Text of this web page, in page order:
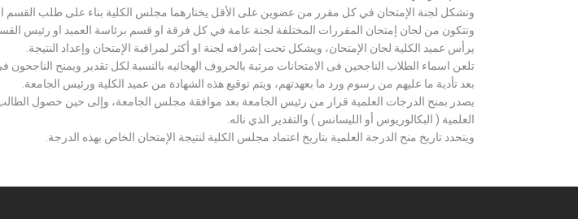
وتشكل لجنة الإمتحان في كل مقرر من عضوين على الأقل يختارهما مجلس الكلية بناء على طلب القسم
وتتكون من لجان إمتحان المقررات المختلفة لجنة عامة في كل فرقة او قسم برئاسة العميد او رئيس
يرأس عميد الكلية لجان الإمتحان، ويشكل تحت إشرافه لجنة او أكثر لمراقبة الإمتحان وإعداد النتيجة.
تلعن اسماء الطلاب الناجحين فى الامتحانات مرتبة بالحروف الهجائيه بالنسبة لكل تقدير ويمنح الناجحون
بعد تأدية ما عليهم من رسوم ورد ما بعهدتهم، ويتم توقيع هذه الشهادة من عميد الكلية ورئيس الجامعة.
يصدر بمنح الدرجات العلمية قرار من رئيس الجامعة بعد موافقة مجلس الجامعة، وإلى حين حصول الطالب
العلمية ( البكالوريوس أو الليسانس ) والتقدير الذي ناله.
ويتحدد تاريخ منح الدرجة العلمية بتاريخ اعتماد مجلس الكلية لنتيجة الإمتحان الخاص بهذه الدرجة.